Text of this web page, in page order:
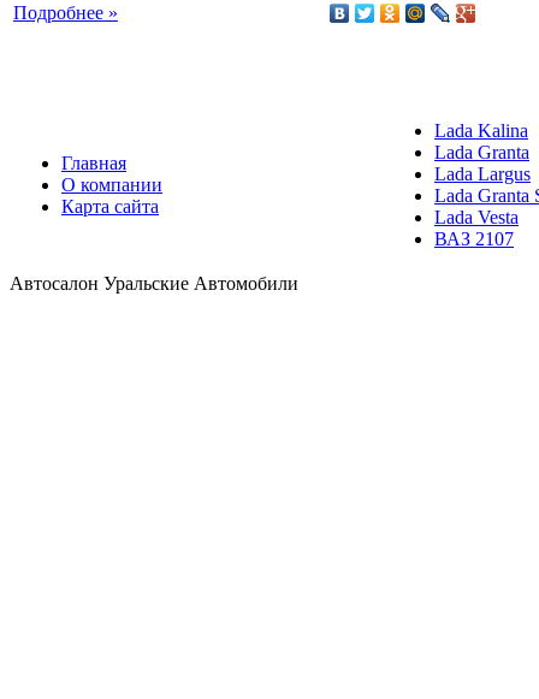
Подробнее »
Главная
О компании
Карта сайта
Lada Kalina
Lada Granta
Lada Largus
Lada Granta
Lada Vesta
ВАЗ 2107
Автосалон Уральские Автомобили